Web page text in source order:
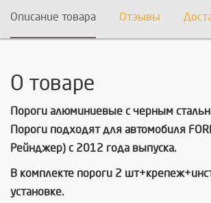
Описание товара Отзывы
О товаре
Пороги алюминиевые с черным
Пороги подходят для автомобиля
Рейнджер) с 2012 года выпуска.
В комплекте пороги 2
установке.